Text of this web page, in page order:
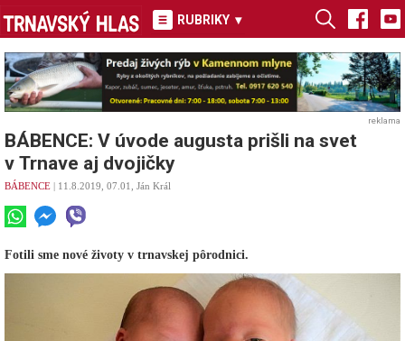
RUBRIKY ▾
reklama
BÁBENCE: V úvode augusta prišli na svet
v Trnave aj dvojičky
BÁBENCE | 11.8.2019, 07.01, Ján Král
Fotili sme nové životy v trnavskej pôrodnici.